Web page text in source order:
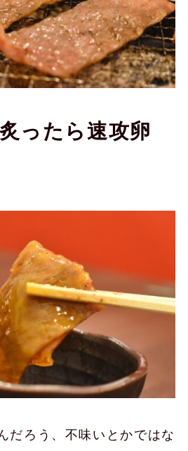
ったら速攻卵
だろう、不味いとかではな